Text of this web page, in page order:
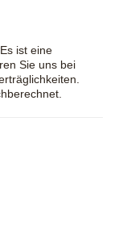
ist eine
Sie uns bei